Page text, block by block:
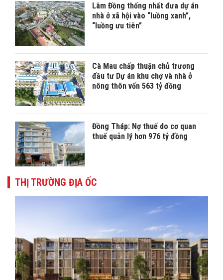
Lâm Đồng thống nhất đưa dự án
nhà ở xã hội vào “luồng xanh”,
“luồng ưu tiên”
Cà Mau chấp thuận chủ trương
đầu tư Dự án khu chợ và nhà ở
nông thôn vốn 563 tỷ đồng
Đồng Tháp: Nợ thuế do cơ quan
thuế quản lý hơn 976 tỷ đồng
THỊ TRƯỜNG ĐỊA ỐC